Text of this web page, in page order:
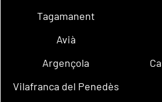
Tagamanent
Avià
Argençola
Vilafranca del Penedès